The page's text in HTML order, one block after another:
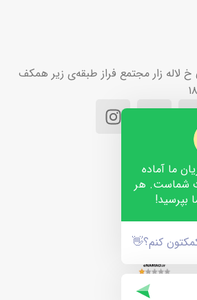
خ لاله زار مجتمع فراز طبقه‌ی زیر همکف
ما آماده
شماست. هر
بپرسید!
کنم؟👋